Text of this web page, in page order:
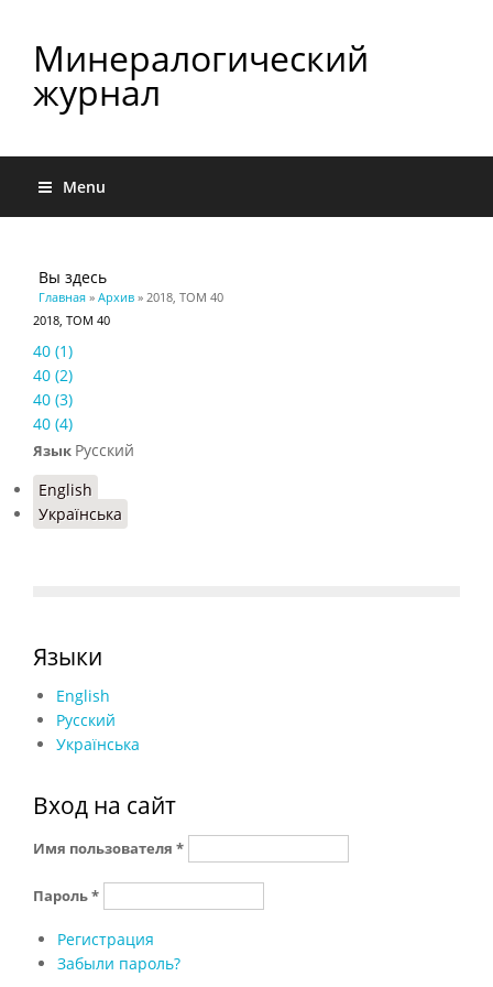
Минералогический
журнал
Menu
Вы здесь
Главная » Архив » 2018, ТОМ 40
2018, ТОМ 40
40 (1)
40 (2)
40 (3)
40 (4)
Язык Русский
English
Українська
Языки
English
Русский
Українська
Вход на сайт
Имя пользователя *
Пароль*
Регистрация
Забыли пароль?